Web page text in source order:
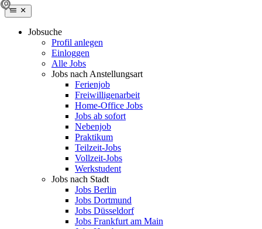
Jobsuche
Profil anlegen
Einloggen
Alle Jobs
Jobs nach Anstellungsart
Ferienjob
Freiwilligenarbeit
Home-Office Jobs
Jobs ab sofort
Nebenjob
Praktikum
Teilzeit-Jobs
Vollzeit-Jobs
Werkstudent
Jobs nach Stadt
Jobs Berlin
Jobs Dortmund
Jobs Düsseldorf
Jobs Frankfurt am Main